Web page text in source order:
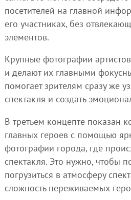
посетителей на главной
его участниках, без
элементов.
Крупные фотографии
и делают их главными
помогает зрителям сразу же
спектакля и создать
В третьем концепте показан
главных героев с помощью
фотографии города, где
спектакля. Это нужно, чтобы
погрузиться в атмосферу
сложность переживаемых